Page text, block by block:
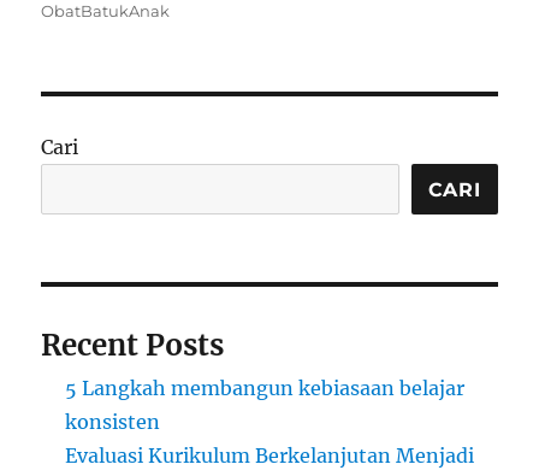
ObatBatukAnak
Cari
CARI
Recent Posts
5 Langkah membangun kebiasaan belajar
konsisten
Evaluasi Kurikulum Berkelanjutan Menjadi